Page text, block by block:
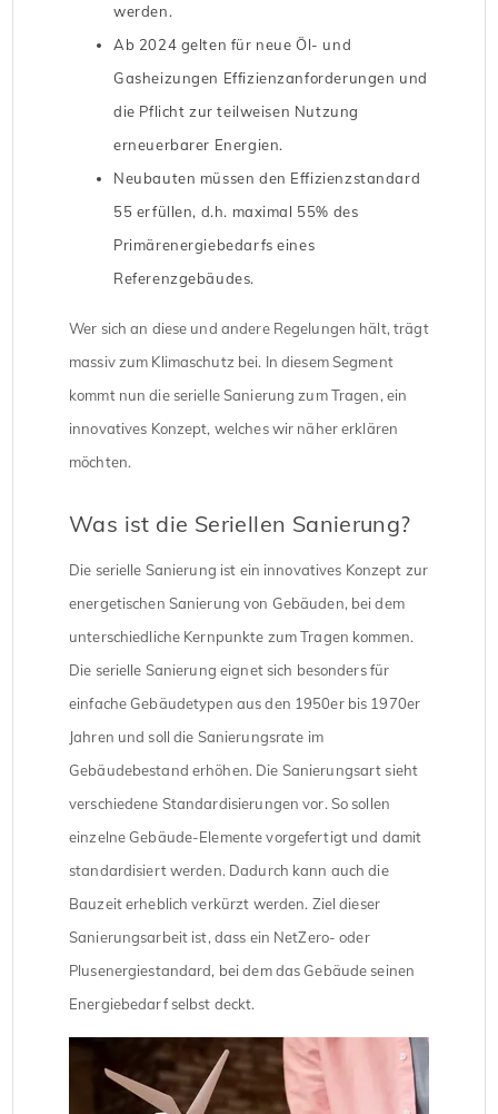
werden.
Ab 2024 gelten für neue Öl- und
Gasheizungen Effizienzanforderungen und
die Pflicht zur teilweisen Nutzung
erneuerbarer Energien.
Neubauten müssen den Effizienzstandard
55 erfüllen, d.h. maximal 55% des
Primärenergiebedarfs eines
Referenzgebäudes.
Wer sich an diese und andere Regelungen hält, trägt
massiv zum Klimaschutz bei. In diesem Segment
kommt nun die serielle Sanierung zum Tragen, ein
innovatives Konzept, welches wir näher erklären
möchten.
Was ist die Seriellen Sanierung?
Die serielle Sanierung ist ein innovatives Konzept zur
energetischen Sanierung von Gebäuden, bei dem
unterschiedliche Kernpunkte zum Tragen kommen.
Die serielle Sanierung eignet sich besonders für
einfache Gebäudetypen aus den 1950er bis 1970er
Jahren und soll die Sanierungsrate im
Gebäudebestand erhöhen. Die Sanierungsart sieht
verschiedene Standardisierungen vor. So sollen
einzelne Gebäude-Elemente vorgefertigt und damit
standardisiert werden. Dadurch kann auch die
Bauzeit erheblich verkürzt werden. Ziel dieser
Sanierungsarbeit ist, dass ein NetZero- oder
Plusenergiestandard, bei dem das Gebäude seinen
Energiebedarf selbst deckt.